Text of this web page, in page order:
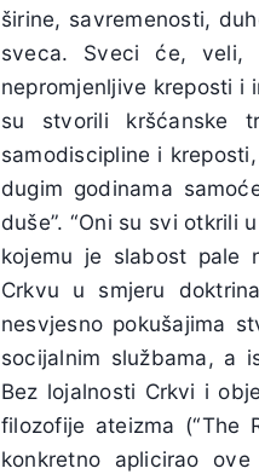
širine, savremenosti,
sveca. Sveci će, veli,
nepromjenljive kreposti i
su stvorili kršćanske
samodiscipline i
dugim godinama
duše”. “Oni su svi otkrili
kojemu je slabost pale
Crkvu u smjeru
nesvjesno pokušajima
socijalnim službama, a
Bez lojalnosti Crkvi i
filozofije ateizma (“The
konkretno aplicirao